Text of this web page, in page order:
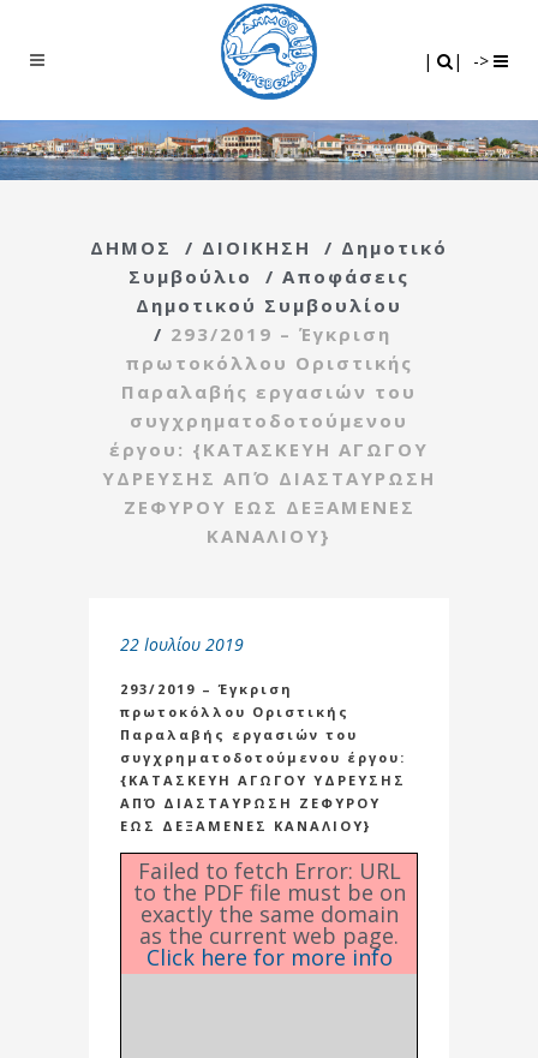
| | ->
ΔΗΜΟΣ / ΔΙΟΙΚΗΣΗ / Δημοτικό
Συμβούλιο
/ Αποφάσεις
Δημοτικού Συμβουλίου
/ 293/2019 – Έγκριση
πρωτοκόλλου Οριστικής
Παραλαβής εργασιών του
συγχρηματοδοτούμενου
έργου: {ΚΑΤΑΣΚΕΥΗ ΑΓΩΓΟΥ
ΥΔΡΕΥΣΗΣ ΑΠΌ ΔΙΑΣΤΑΥΡΩΣΗ
ΖΕΦΥΡΟΥ ΕΩΣ ΔΕΞΑΜΕΝΕΣ
ΚΑΝΑΛΙΟΥ}
22 Ιουλίου 2019
293/2019 – Έγκριση
πρωτοκόλλου Οριστικής
Παραλαβής εργασιών του
συγχρηματοδοτούμενου έργου:
{ΚΑΤΑΣΚΕΥΗ ΑΓΩΓΟΥ ΥΔΡΕΥΣΗΣ
ΑΠΌ ΔΙΑΣΤΑΥΡΩΣΗ ΖΕΦΥΡΟΥ
ΕΩΣ ΔΕΞΑΜΕΝΕΣ ΚΑΝΑΛΙΟΥ}
Failed to fetch Error: URL
to the PDF file must be on
exactly the same domain
as the current web page.
Click here for more info